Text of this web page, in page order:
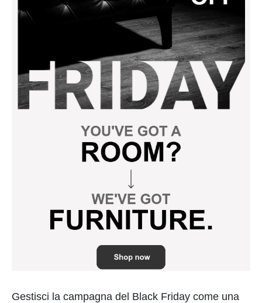
Gestisci la campagna del Black Friday come una